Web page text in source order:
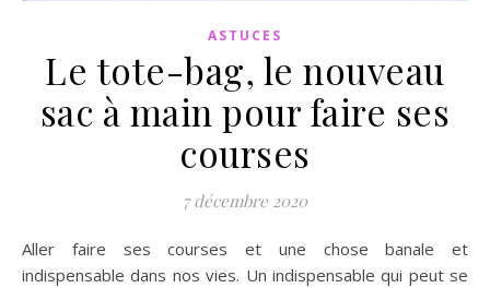
ASTUCES
Le tote-bag, le nouveau
sac à main pour faire ses
courses
7 décembre 2020
Aller faire ses courses et une chose banale et
indispensable dans nos vies. Un indispensable qui peut se